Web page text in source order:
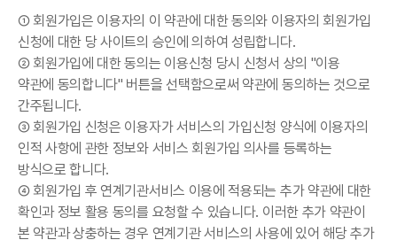
① 회원가입은 이용자의 이 약관에 대한 동의와 이용자의 회원가입
신청에 대한 당 사이트의 승인에 의하여 성립합니다.
② 회원가입에 대한 동의는 이용신청 당시 신청서 상의 "이용
약관에 동의합니다" 버튼을 선택함으로써 약관에 동의하는 것으로
간주됩니다.
③ 회원가입 신청은 이용자가 서비스의 가입신청 양식에 이용자의
인적 사항에 관한 정보와 서비스 회원가입 의사를 등록하는
방식으로 합니다.
④ 회원가입 후 연계기관서비스 이용에 적용되는 추가 약관에 대한
확인과 정보 활용 동의를 요청할 수 있습니다. 이러한 추가 약관이
본 약관과 상충하는 경우 연계기관 서비스의 사용에 있어 해당 추가